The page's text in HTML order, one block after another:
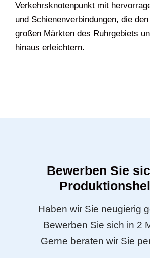
Verkehrsknotenpunkt mit
und Schienenverbindungen, die
großen Märkten des Ruhrgebiets
hinaus erleichtern.
Bewerben Sie
Haben wir Sie neugierig
Bewerben Sie sich in 2
Gerne beraten wir Sie